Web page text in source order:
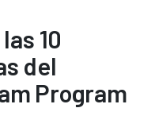
10
del
Program